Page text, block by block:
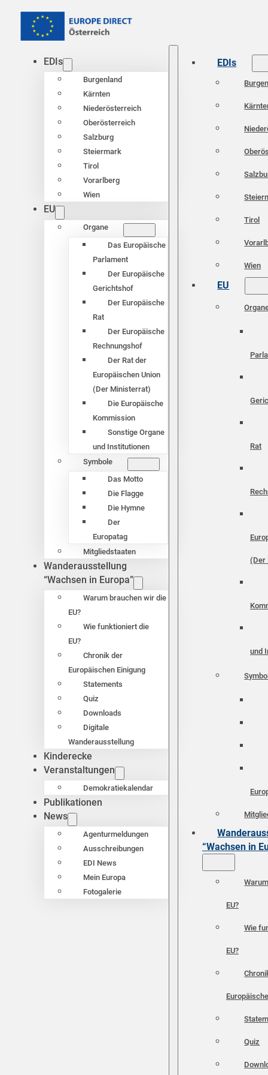
EDIs
Burgenland
Kärnten
Niederösterreich
Oberösterreich
Salzburg
Steiermark
Tirol
Vorarlberg
Wien
EU
Organe
Das Europäische
Parlament
Der Europäische
Gerichtshof
Der Europäische
Rat
Der Europäische
Rechnungshof
Der Rat der
Europäischen Union
(Der Ministerrat)
Die Europäische
Kommission
Sonstige Organe
und Institutionen
Symbole
Das Motto
Die Flagge
Die Hymne
Der
Europatag
Mitgliedstaaten
Wanderausstellung
“Wachsen in Europa”
Warum brauchen wir die
EU?
Wie funktioniert die
EU?
Chronik der
Europäischen Einigung
Statements
Quiz
Downloads
Digitale
Wanderausstellung
Kinderecke
Veranstaltungen
Demokratiekalendar
Publikationen
News
Agenturmeldungen
Ausschreibungen
EDI News
Mein Europa
Fotogalerie
EDIs
Tirol
Wien
EU
Rat
(Der
und
“Wachsen in
EU?
Wie
EU?
Quiz